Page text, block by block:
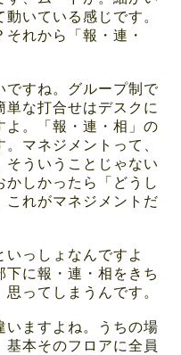
いている感じです。
れから「報・連・
ですね。グループ制で
単な打合せはデスクに
よ。「報・連・相」の
マネジメントって、
そういうことじゃない
かしかったら「どうし
これがマネジメントだ
っしょなんですよ
下に報・連・相をきち
ってしまうんです。
いますよね。うちの場
本そのフロアに全員